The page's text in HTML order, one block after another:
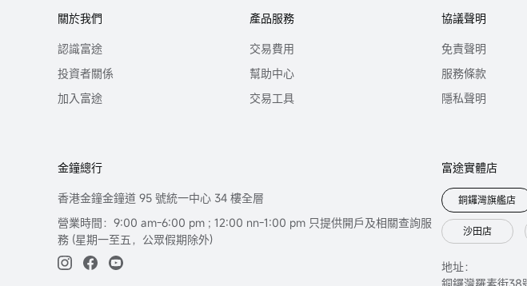
關於我們
認識富途
投資者關係
加入富途
產品服務
交易費用
幫助中心
交易工具
協議聲明
免責聲明
服務條款
隱私聲明
金鐘總行
香港金鐘金鐘道 95 號統一中心 34 樓全層
營業時間：9:00 am-6:00 pm ; 12:00 nn-1:00 pm 只提供開戶及相關查詢服
務 (星期一至五，公眾假期除外)
富途實體店
銅鑼灣旗艦店
沙田店
地址：